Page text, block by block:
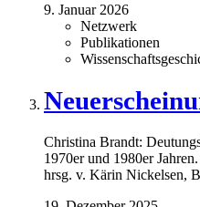
9. Januar 2026
Netzwerk
Publikationen
Christina Brandt:
1970er und 1980er
hrsg. v. Kärin Nickelsen,